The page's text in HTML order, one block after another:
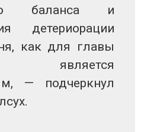
баланса и
детериорации
как для главы
является
— подчеркнул